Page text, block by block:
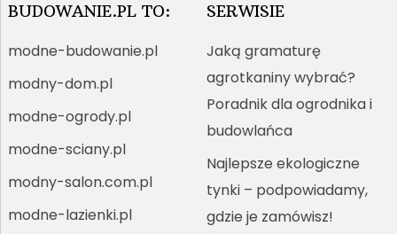
BUDOWANIE.PL TO:
modne-budowanie.pl
modny-dom.pl
modne-ogrody.pl
modne-sciany.pl
modny-salon.com.pl
modne-lazienki.pl
SERWISIE
Jaką gramaturę
agrotkaniny wybrać?
Poradnik dla ogrodnika i
budowlańca
Najlepsze ekologiczne
tynki – podpowiadamy,
gdzie je zamówisz!